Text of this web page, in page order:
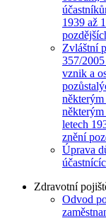
1939 až
Zvláštní
357/
vznik a
některým
letech
znění
Úprava
Zdravotní
Odvod